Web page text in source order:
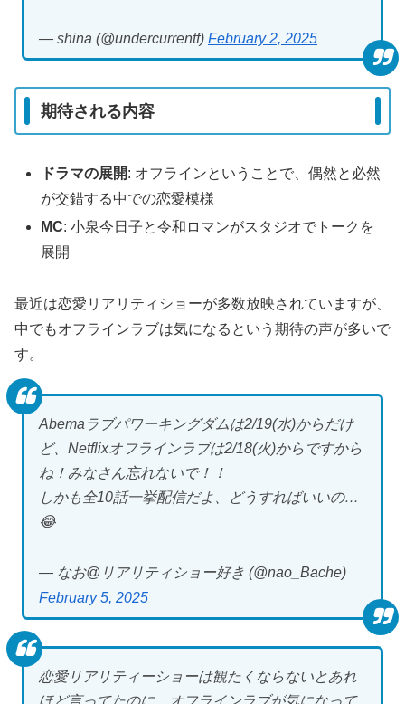
— shina (@undercurrentf) February 2, 2025
期待される内容
ドラマの展開: オフラインということで、偶然と必然
が交錯する中での恋愛模様
MC: 小泉今日子と令和ロマンがスタジオでトークを
展開
最近は恋愛リアリティショーが多数放映されていますが、
中でもオフラインラブは気になるという期待の声が多いで
す。
Abemaラブパワーキングダムは2/19(水)からだけ
ど、Netflixオフラインラブは2/18(火)からですから
ね！みなさん忘れないで！！
しかも全10話一挙配信だよ、どうすればいいの…
😂
— なお@リアリティショー好き (@nao_Bache)
February 5, 2025
恋愛リアリティーショーは観たくならないとあれ
ほど言ってたのに、オフラインラブが気になって